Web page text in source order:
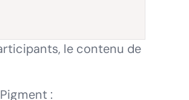
le contenu de
: